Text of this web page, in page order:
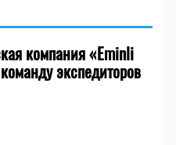
компания «Eminli
экспедиторов